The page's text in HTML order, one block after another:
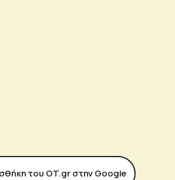
του ΟΤ.gr στην Google